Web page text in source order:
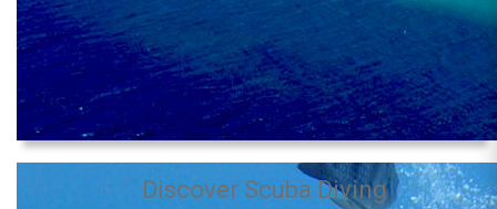
Discover Scuba Diving